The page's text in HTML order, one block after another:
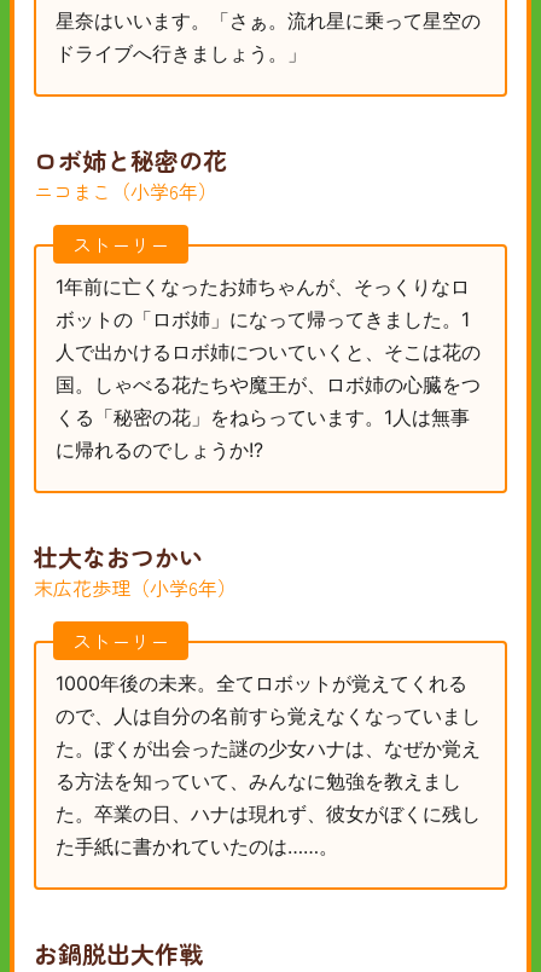
星奈はいいます。「さぁ。流れ星に乗って星空の
ドライブへ行きましょう。」
ロボ姉と秘密の花
ニコまこ（小学6年）
ストーリー
1年前に亡くなったお姉ちゃんが、そっくりなロ
ボットの「ロボ姉」になって帰ってきました。1
人で出かけるロボ姉についていくと、そこは花の
国。しゃべる花たちや魔王が、ロボ姉の心臓をつ
くる「秘密の花」をねらっています。1人は無事
に帰れるのでしょうか!?
壮大なおつかい
末広花歩理（小学6年）
ストーリー
1000年後の未来。全てロボットが覚えてくれる
ので、人は自分の名前すら覚えなくなっていまし
た。ぼくが出会った謎の少女ハナは、なぜか覚え
る方法を知っていて、みんなに勉強を教えまし
た。卒業の日、ハナは現れず、彼女がぼくに残し
た手紙に書かれていたのは……。
お鍋脱出大作戦